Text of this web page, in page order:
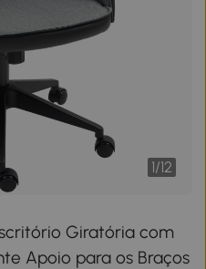
1/12
Giratória com
Apoio para os Braços